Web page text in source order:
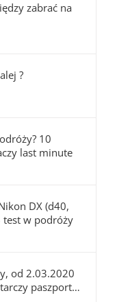
zabrać na
?
10
last minute
DX (d40,
test w podróży
od 2.03.2020
paszport…